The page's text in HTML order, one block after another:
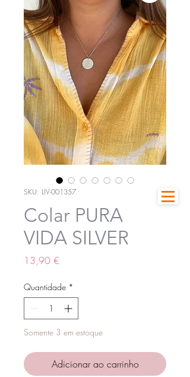
SKU: LIV-001357
Colar PURA
VIDA SILVER
13,90 €
Quantidade *
Somente 3 em estoque
Adicionar ao carrinho